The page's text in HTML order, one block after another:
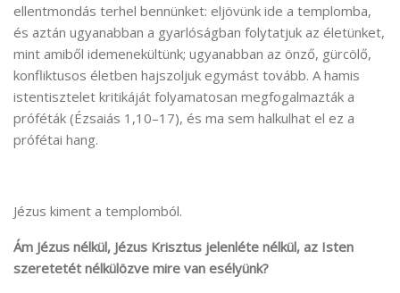
ellentmondás terhel bennünket: eljövünk ide a templomba,
és aztán ugyanabban a gyarlóságban folytatjuk az életünket,
mint amiből idemenekültünk; ugyanabban az önző, gürcölő,
konfliktusos életben hajszoljuk egymást tovább. A hamis
istentisztelet kritikáját folyamatosan megfogalmazták a
próféták (Ézsaiás 1,10–17), és ma sem halkulhat el ez a
prófétai hang.
Jézus kiment a templomból.
Ám Jézus nélkül, Jézus Krisztus jelenléte nélkül, az Isten
szeretetét nélkülözve mire van esélyünk?